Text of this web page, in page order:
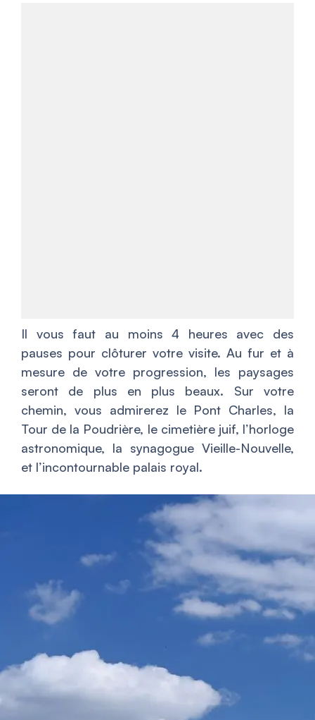
Il vous faut au moins 4 heures avec des
pauses pour clôturer votre visite. Au fur et à
mesure de votre progression, les paysages
seront de plus en plus beaux. Sur votre
chemin, vous admirerez le Pont Charles, la
Tour de la Poudrière, le cimetière juif, l’horloge
astronomique, la synagogue Vieille-Nouvelle,
et l’incontournable palais royal.